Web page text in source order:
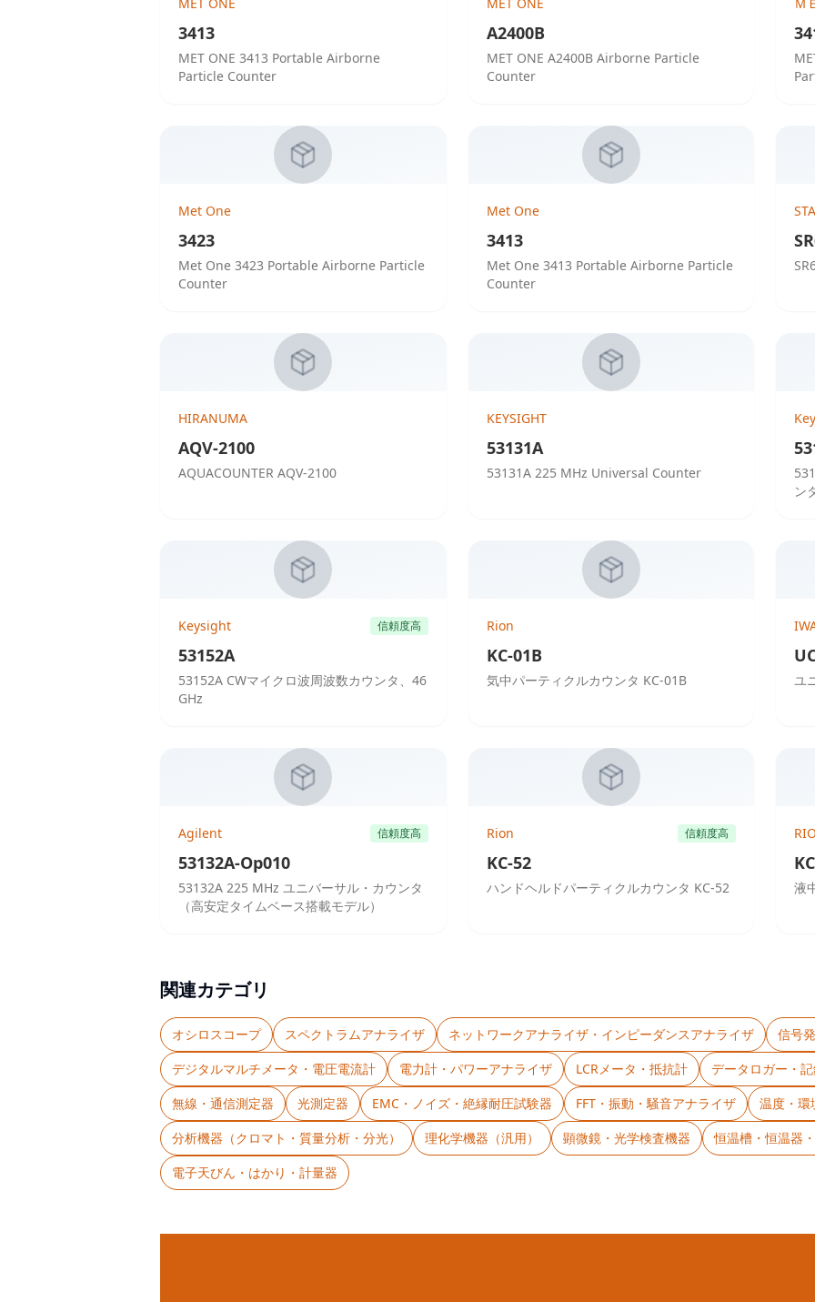
3413
MET ONE 3413 Portable Airborne
Particle Counter
A2400B
MET ONE A2400B Airborne Particle
Counter
Met One
3423
Met One 3423 Portable Airborne Particle
Counter
Met One
3413
Met One 3413 Portable Airborne Particle
Counter
HIRANUMA
AQV-2100
AQUACOUNTER AQV-2100
KEYSIGHT
53131A
53131A 225 MHz Universal Counter
ン
Keysight 信頼度高
53152A
53152A CWマイクロ波周波数カウンタ、46
GHz
Rion
KC-01B
気中パーティクルカウンタ KC-01B ユ
Agilent 信頼度高
53132A-Op010
53132A 225 MHz ユニバーサル・カウンタ
（高安定タイムベース搭載モデル）
Rion 信頼度高
KC-52
ハンドヘルドパーティクルカウンタ KC-52 液
関連カテゴリ
オシロスコープ スペクトラムアナライザ ネットワークアナライザ・インピーダンスアナライザ
信号
デジタルマルチメータ・電圧電流計
電力計・パワーアナライザ LCRメータ・抵抗計
データロガー・
無線・通信測定器
光測定器 EMC・ノイズ・絶縁耐圧試験器 FFT・振動・騒音アナライザ
温度・環
分析機器（クロマト・質量分析・分光）
理化学機器（汎用） 顕微鏡・光学検査機器
恒温槽・恒温器
電子天びん・はかり・計量器